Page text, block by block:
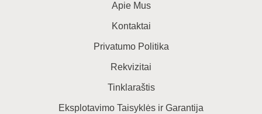
Apie Mus
Kontaktai
Privatumo Politika
Rekvizitai
Tinklaraštis
Eksplotavimo Taisyklės ir Garantija